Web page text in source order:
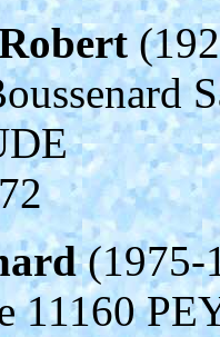
(1975-
11160